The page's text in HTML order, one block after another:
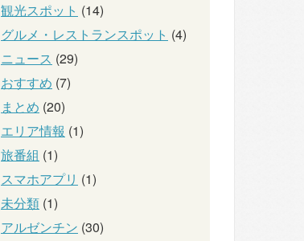
観光スポット (14)
グルメ・レストランスポット (4)
ニュース (29)
おすすめ (7)
まとめ (20)
エリア情報 (1)
旅番組 (1)
スマホアプリ (1)
未分類 (1)
アルゼンチン (30)